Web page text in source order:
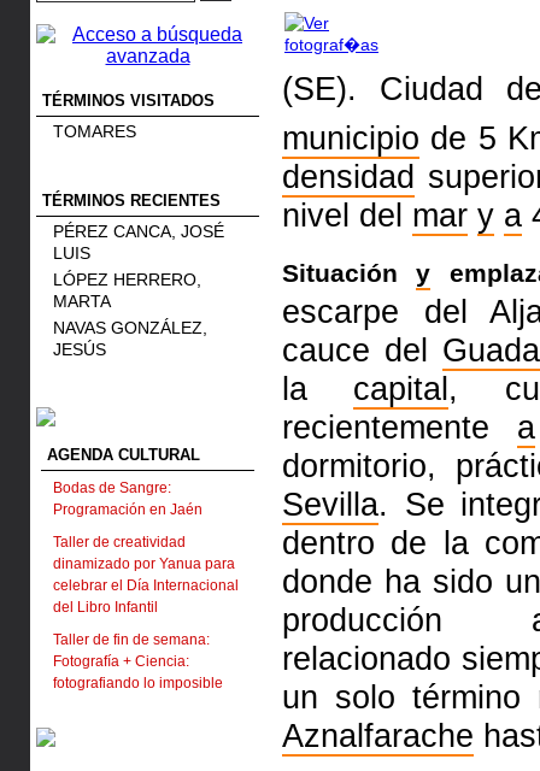
TÉRMINOS VISITADOS
TOMARES
TÉRMINOS RECIENTES
PÉREZ CANCA, JOSÉ
LUIS
LÓPEZ HERRERO,
MARTA
NAVAS GONZÁLEZ,
JESÚS
AGENDA CULTURAL
Bodas de Sangre:
Programación en Jaén
Taller de creatividad
dinamizado por Yanua para
celebrar el Día Internacional
del Libro Infantil
Taller de fin de semana:
Fotografía + Ciencia:
fotografiando lo imposible
(SE). Ciudad
municipio de 5
densidad
nivel del mar y a
Situacióny
escarpe del
cauce del
la capital,
recientemente a
dormitorio,
Sevilla. Se
dentro de la
donde ha sido
producción
relacionado
un solo
Aznalfarache